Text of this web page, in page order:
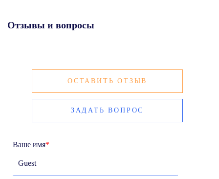
Отзывы и вопросы
ОСТАВИТЬ ОТЗЫВ
ЗАДАТЬ ВОПРОС
Ваше имя*